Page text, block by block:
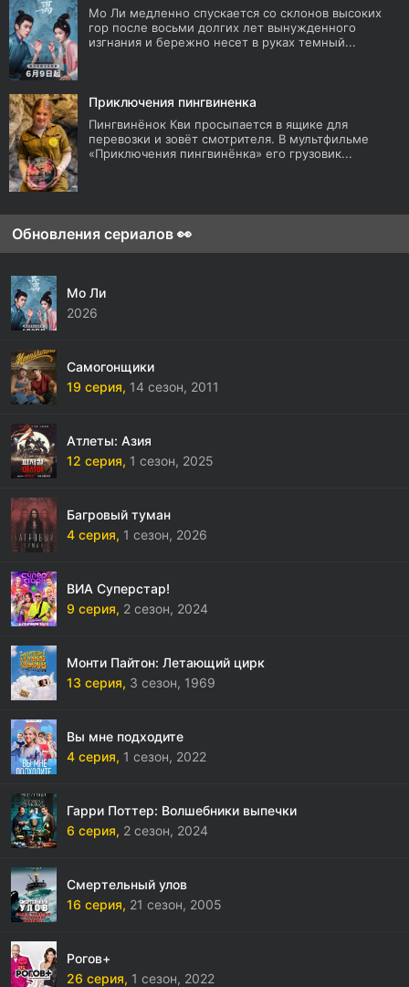
Мо Ли медленно спускается со склонов высоких
гор после восьми долгих лет вынужденного
изгнания и бережно несет в руках темный...
Приключения пингвиненка
Пингвинёнок Кви просыпается в ящике для
перевозки и зовёт смотрителя. В мультфильме
«Приключения пингвинёнка» его грузовик...
Обновления сериалов 👀
Мо Ли
2026
Самогонщики
19 серия, 14 сезон, 2011
Атлеты: Азия
12 серия, 1 сезон, 2025
Багровый туман
4 серия, 1 сезон, 2026
ВИА Суперстар!
9 серия, 2 сезон, 2024
Монти Пайтон: Летающий цирк
13 серия, 3 сезон, 1969
Вы мне подходите
4 серия, 1 сезон, 2022
Гарри Поттер: Волшебники выпечки
6 серия, 2 сезон, 2024
Смертельный улов
16 серия, 21 сезон, 2005
Рогов+
26 серия, 1 сезон, 2022